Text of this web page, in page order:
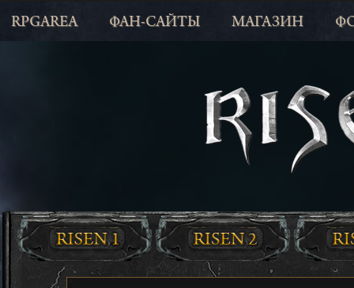
RPGAREA ФАН-САЙТЫ МАГАЗИН